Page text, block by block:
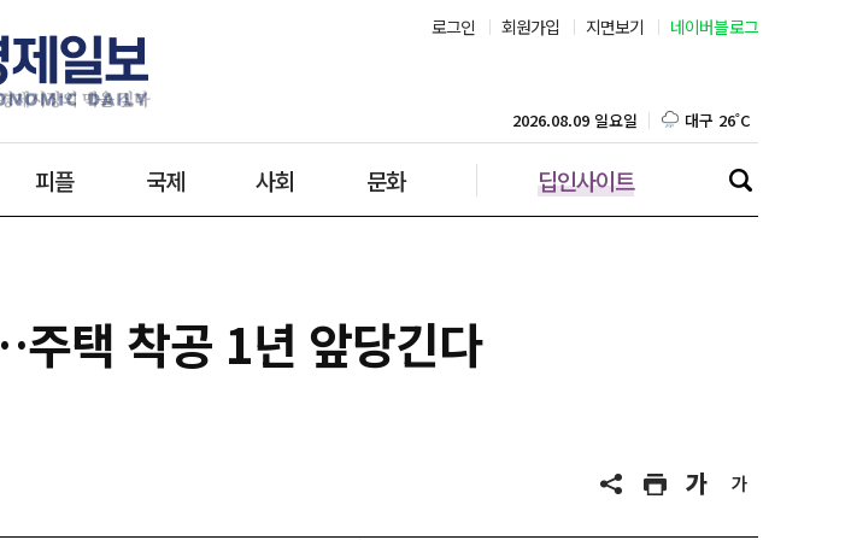
로그인 회원가입 지면보기 네이버블로그
피플 국제 사회 문화 딥인사이트
2026.08.09 일요일 대구 26˚C
인천 27˚C
제주 27˚C
택 착공 1년 앞당긴다